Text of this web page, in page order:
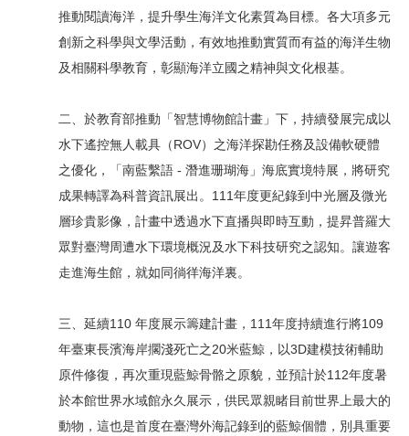
推動閱讀海洋，提升學生海洋文化素質為目標。各大項多元
創新之科學與文學活動，有效地推動實質而有益的海洋生物
及相關科學教育，彰顯海洋立國之精神與文化根基。
二、於教育部推動「智慧博物館計畫」下，持續發展完成以
水下遙控無人載具（ROV）之海洋探勘任務及設備軟硬體
之優化，「南藍繫語 - 潛進珊瑚海」海底實境特展，將研究
成果轉譯為科普資訊展出。111年度更紀錄到中光層及微光
層珍貴影像，計畫中透過水下直播與即時互動，提昇普羅大
眾對臺灣周遭水下環境概況及水下科技研究之認知。讓遊客
走進海生館，就如同徜徉海洋裏。
三、延續110 年度展示籌建計畫，111年度持續進行將109
年臺東長濱海岸擱淺死亡之20米藍鯨，以3D建模技術輔助
原件修復，再次重現藍鯨骨骼之原貌，並預計於112年度暑
於本館世界水域館永久展示，供民眾親睹目前世界上最大的
動物，這也是首度在臺灣外海記錄到的藍鯨個體，別具重要